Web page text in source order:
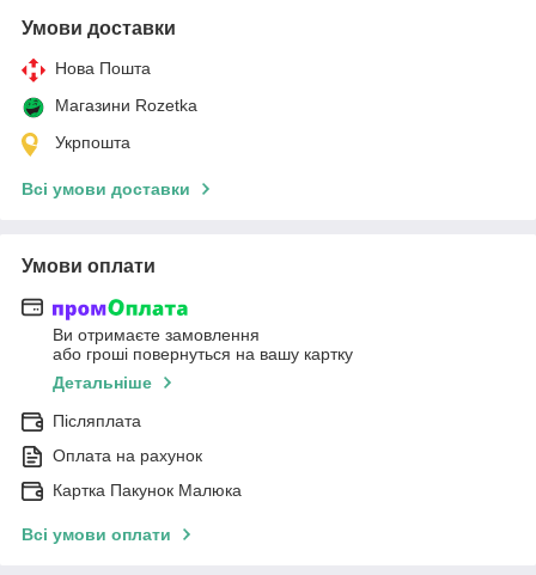
Умови доставки
Нова Пошта
Магазини Rozetka
Укрпошта
Всі умови доставки
Умови оплати
Ви отримаєте замовлення
або гроші повернуться на вашу картку
Детальніше
Післяплата
Оплата на рахунок
Картка Пакунок Малюка
Всі умови оплати